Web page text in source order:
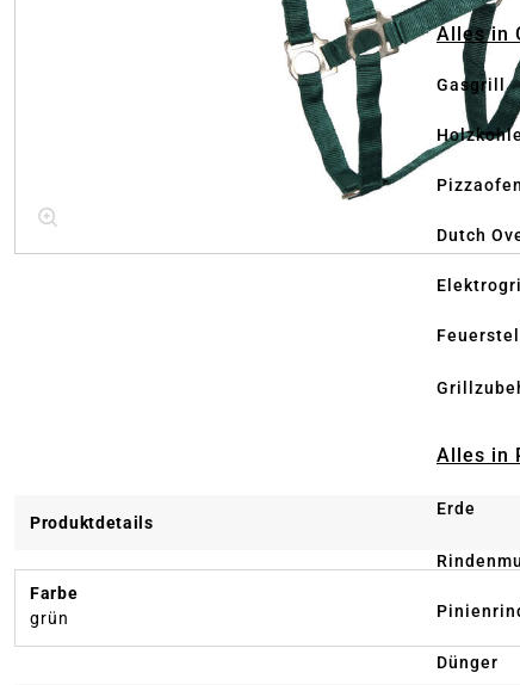
Alles in
Gasgrill
Dutch
Alles in
Erde
Dünger
Produktdetails
Farbe
grün